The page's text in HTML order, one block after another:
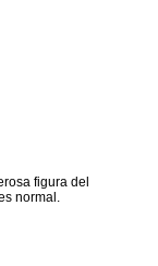
figura del
normal.